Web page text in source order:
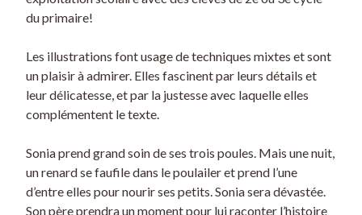
du primaire!
Les illustrations font usage de techniques mixtes et sont
un plaisir à admirer. Elles fascinent par leurs détails et
leur délicatesse, et par la justesse avec laquelle elles
complémentent le texte.
Sonia prend grand soin de ses trois poules. Mais une nuit,
un renard se faufile dans le poulailer et prend l’une
d’entre elles pour nourir ses petits. Sonia sera dévastée.
Son père prendra un moment pour lui raconter l’histoire